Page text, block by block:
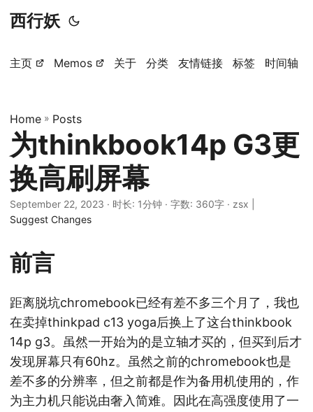
西行妖
主页 Memos 关于 分类 友情链接 标签 时间轴
Home » Posts
为thinkbook14p G3更
换高刷屏幕
September 22, 2023 · 时长: 1分钟 · 字数: 360字 · zsx |
Suggest Changes
前言
距离脱坑chromebook已经有差不多三个月了，我也
在卖掉thinkpad c13 yoga后换上了这台thinkbook
14p g3。虽然一开始为的是立轴才买的，但买到后才
发现屏幕只有60hz。虽然之前的chromebook也是
差不多的分辨率，但之前都是作为备用机使用的，作
为主力机只能说由奢入简难。因此在高强度使用了一